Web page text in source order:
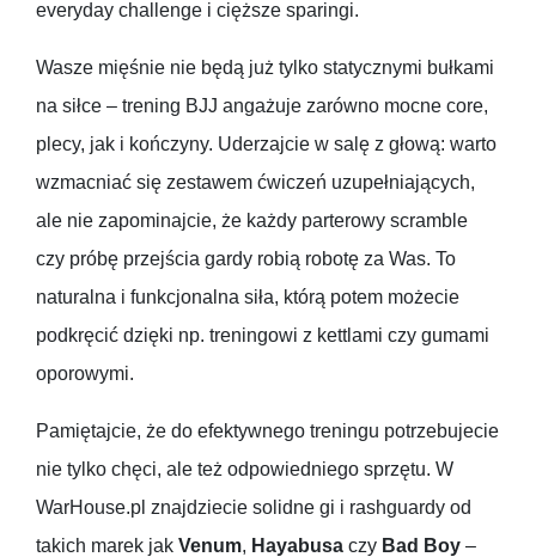
everyday challenge i cięższe sparingi.
Wasze mięśnie nie będą już tylko statycznymi bułkami
na siłce – trening BJJ angażuje zarówno mocne core,
plecy, jak i kończyny. Uderzajcie w salę z głową: warto
wzmacniać się zestawem ćwiczeń uzupełniających,
ale nie zapominajcie, że każdy parterowy scramble
czy próbę przejścia gardy robią robotę za Was. To
naturalna i funkcjonalna siła, którą potem możecie
podkręcić dzięki np. treningowi z kettlami czy gumami
oporowymi.
Pamiętajcie, że do efektywnego treningu potrzebujecie
nie tylko chęci, ale też odpowiedniego sprzętu. W
WarHouse.pl znajdziecie solidne gi i rashguardy od
takich marek jak Venum, Hayabusa czy Bad Boy –